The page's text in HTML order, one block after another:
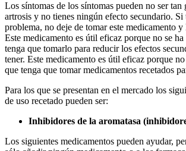
Los síntomas de los síntomas pueden no ser tan
artrosis y no tienes ningún efecto secundario. Si
problema, no deje de tomar este medicamento
Este medicamento es útil eficaz porque no se
tenga que tomarlo para reducir los efectos
tener. Este medicamento es útil eficaz porque
que tenga que tomar medicamentos recetados
Para los que se presentan en el mercado los
de uso recetado pueden ser:
Inhibidores de la aromatasa
Los siguientes medicamentos pueden ayudar,